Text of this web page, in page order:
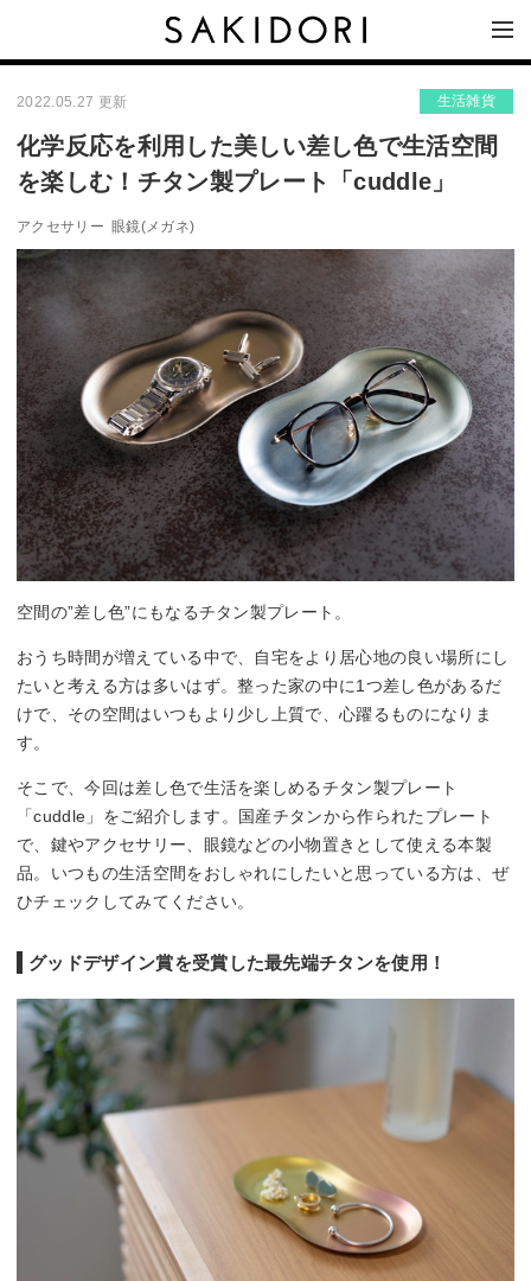
2022.05.27 更新 生活雑貨
化学反応を利用した美しい差し色で生活空間
を楽しむ！チタン製プレート「cuddle」
アクセサリー 眼鏡(メガネ)
空間の”差し色”にもなるチタン製プレート。
おうち時間が増えている中で、自宅をより居心地の良い場所にし
たいと考える方は多いはず。整った家の中に1つ差し色があるだ
けで、その空間はいつもより少し上質で、心躍るものになりま
す。
そこで、今回は差し色で生活を楽しめるチタン製プレート
「cuddle」をご紹介します。国産チタンから作られたプレート
で、鍵やアクセサリー、眼鏡などの小物置きとして使える本製
品。いつもの生活空間をおしゃれにしたいと思っている方は、ぜ
ひチェックしてみてください。
グッドデザイン賞を受賞した最先端チタンを使用！